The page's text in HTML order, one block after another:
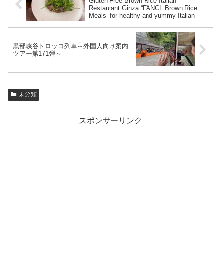
Restaurant Ginza “FANCL Brown Rice
Meals” for healthy and yummy Italian
黒部峡谷トロッコ列車～外国人向け案内
ツアー第171弾～
未分類
スポンサーリンク